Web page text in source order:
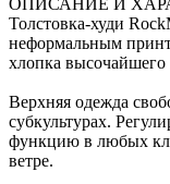
Толстовка-худи
неформальным
хлопка высочайшего
Верхняя одежда
субкультурах.
функцию в любых
ветре.